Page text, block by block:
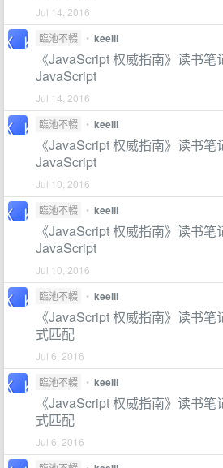
Jul 14, 2016
臨池不輟
• keelii
《JavaScript 权威指南》读书
JavaScript
Jul 14, 2016
臨池不輟
• keelii
《JavaScript 权威指南》读书
JavaScript
Jul 10, 2016
臨池不輟
• keelii
《JavaScript 权威指南》读书
JavaScript
Jul 10, 2016
臨池不輟
• keelii
《JavaScript 权威指南》读书
式匹配
Jul 6, 2016
臨池不輟
• keelii
《JavaScript 权威指南》读书
式匹配
Jul 6, 2016